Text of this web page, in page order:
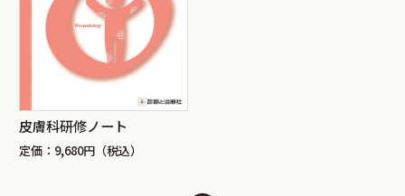
皮膚科研修ノート
定価：9,680円（税込）